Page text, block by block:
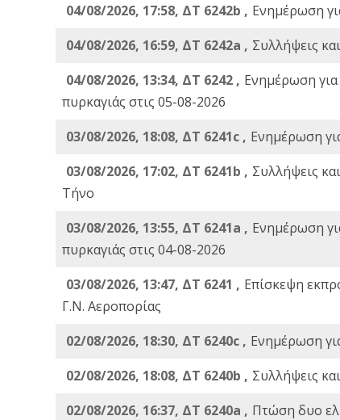
04/08/2026, 17:58, ΔΤ 6242b , Ενημέρωση
04/08/2026, 16:59, ΔΤ 6242a , Συλλήψεις
04/08/2026, 13:34, ΔΤ 6242 , Ενημέρωση
πυρκαγιάς στις 05-08-2026
03/08/2026, 18:08, ΔΤ 6241c , Ενημέρωση
03/08/2026, 17:02, ΔΤ 6241b , Συλλήψεις
Τήνο
03/08/2026, 13:55, ΔΤ 6241a , Ενημέρωση
πυρκαγιάς στις 04-08-2026
03/08/2026, 13:47, ΔΤ 6241 , Επίσκεψη
Γ.Ν. Αεροπορίας
02/08/2026, 18:30, ΔΤ 6240c , Ενημέρωση
02/08/2026, 18:08, ΔΤ 6240b , Συλλήψεις
02/08/2026, 16:37, ΔΤ 6240a , Πτώση δυο